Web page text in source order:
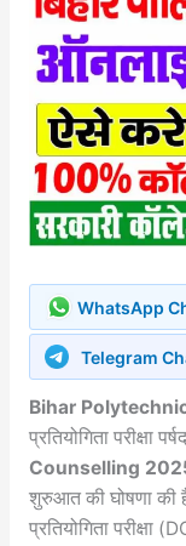
WhatsApp
Telegram
Bihar
प्रतियोगिता परीक्षा
Counselling
शुरुआत की घोषणा की
प्रतियोगिता